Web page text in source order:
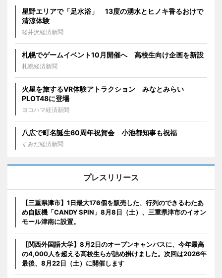
星野エリアで「足水浴」 13度の湧水とヒノキ香るおけで
清涼体験
軽井沢経済新聞
札幌でゲームイベント10月開催へ 高校生向け企画を新設
札幌経済新聞
火星を旅するVR体験アトラクション みなとみらい
PLOT48に登場
ヨコハマ経済新聞
八広で町名誕生60周年祝賀会 小池都知事も祝福
すみだ経済新聞
プレスリリース
【三重県津市】1日最大176個を販売した、行列のできるわたあ
め自販機「CANDY SPIN」8月8日（土）、三重県津市のイオン
モール津南に設置。
【関西外国語大学】8月2日のオープンキャンパスに、今年最高
の4,000人を超える高校生らが詰め掛けました。次回は2026年
最後、8月22日（土）に開催します